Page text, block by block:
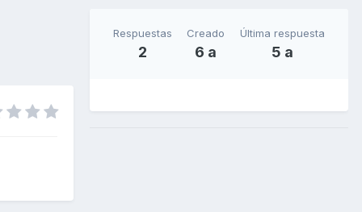
Respuestas
2
Creado
6 a
Última respuesta
5 a